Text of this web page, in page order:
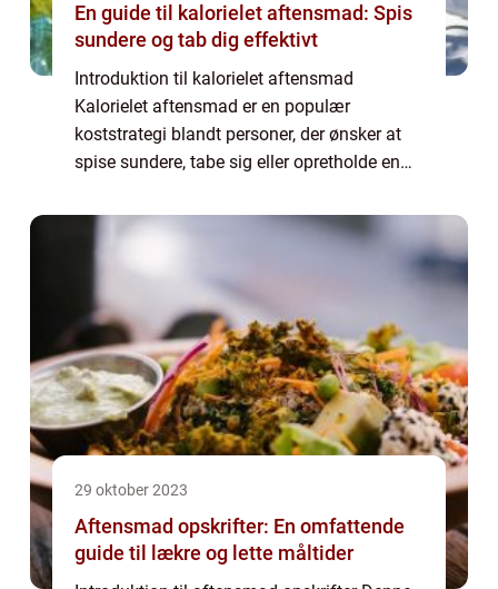
En guide til kalorielet aftensmad: Spis
sundere og tab dig effektivt
Introduktion til kalorielet aftensmad
Kalorielet aftensmad er en populær
koststrategi blandt personer, der ønsker at
spise sundere, tabe sig eller opretholde en
aftenmåltiderne så de indeholder færre
29 oktober 2023
Aftensmad opskrifter: En omfattende
guide til lækre og lette måltider